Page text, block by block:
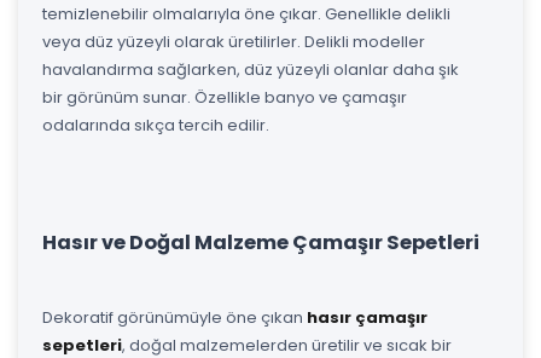
temizlenebilir olmalarıyla öne çıkar. Genellikle delikli
veya düz yüzeyli olarak üretilirler. Delikli modeller
havalandırma sağlarken, düz yüzeyli olanlar daha şık
bir görünüm sunar. Özellikle banyo ve çamaşır
odalarında sıkça tercih edilir.
Hasır ve Doğal Malzeme Çamaşır Sepetleri
Dekoratif görünümüyle öne çıkan hasır çamaşır
sepetleri, doğal malzemelerden üretilir ve sıcak bir